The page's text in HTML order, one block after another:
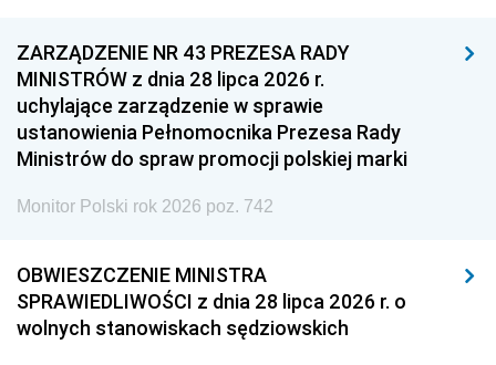
ZARZĄDZENIE NR 43 PREZESA RADY
MINISTRÓW z dnia 28 lipca 2026 r.
uchylające zarządzenie w sprawie
ustanowienia Pełnomocnika Prezesa Rady
Ministrów do spraw promocji polskiej marki
Monitor Polski rok 2026 poz. 742
OBWIESZCZENIE MINISTRA
SPRAWIEDLIWOŚCI z dnia 28 lipca 2026 r. o
wolnych stanowiskach sędziowskich